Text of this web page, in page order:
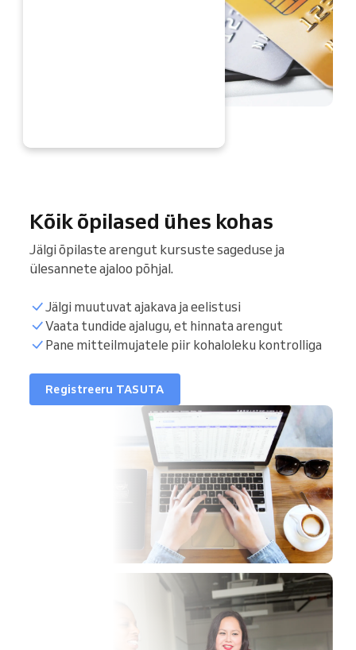
Kõik õpilased ühes kohas
Jälgi õpilaste arengut kursuste sageduse ja
ülesannete ajaloo põhjal.
Jälgi muutuvat ajakava ja eelistusi
Vaata tundide ajalugu, et hinnata arengut
Pane mitteilmujatele piir kohaloleku kontrolliga
Registreeru TASUTA